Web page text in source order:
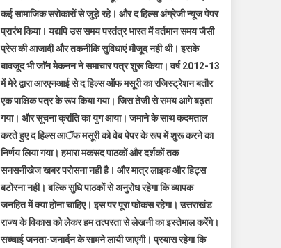
कई सामाजिक सरोकारों से जुड़े रहे। और द हिल्स अंग्रेजी न्यूज पेपर
प्रारंभ किया। यद्यपि उस समय परतंत्र भारत में वर्तमान समय जैसी
प्रेस की आजादी और तकनीकि सुविधाएं मौजूद नही थी। इसके
बावजूद भी जाॅन मेकनन ने समाचार पत्र शुरू किया। वर्ष 2012-13
में मेरे द्वारा आरएनआई से द हिल्स ऑफ मसूरी का रजिस्ट्रेशन बतौर
एक पाक्षिक पत्र के रूप किया गया। जिस तेजी से समय आगे बढ़ता
गया। और सूचना क्रांति का युग आया। जमाने के साथ कदमताल
करते हुए द हिल्स आॅफ मसूरी को वेब पेपर के रूप में शुरू करने का
निर्णय लिया गया। हमारा मकसद पाठकों और दर्शकों तक
सनसनीखेज खबर परोसना नही है। और मात्र लाइक और हिट्स
बटोरना नही। बल्कि सुधि पाठकों से अनुरोध रहेगा कि व्यापक
जनहित में क्या होना चाहिए। इस पर पूरा फोकस रहेगा। उत्तराखंड
राज्य के विकास को लेकर हम तत्परता से लेखनी का इस्तेमाल करेंगे।
सच्चाई जनता-जनार्दन के सामने लायी जाएगी। प्रयास रहेगा कि